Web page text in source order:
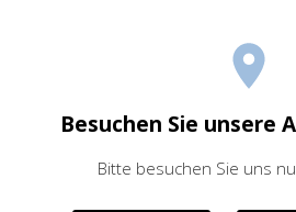
Besuchen Sie unsere
Bitte besuchen Sie uns